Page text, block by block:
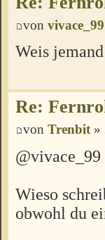
von vivace_99
Weis
Re:
von Trenbit »
@vivace_99
Wieso
obwohl du